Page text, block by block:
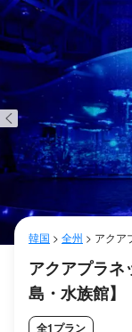
韓国 > 全州 > アクア
アクアプラ
島・水族館】
全1プラン